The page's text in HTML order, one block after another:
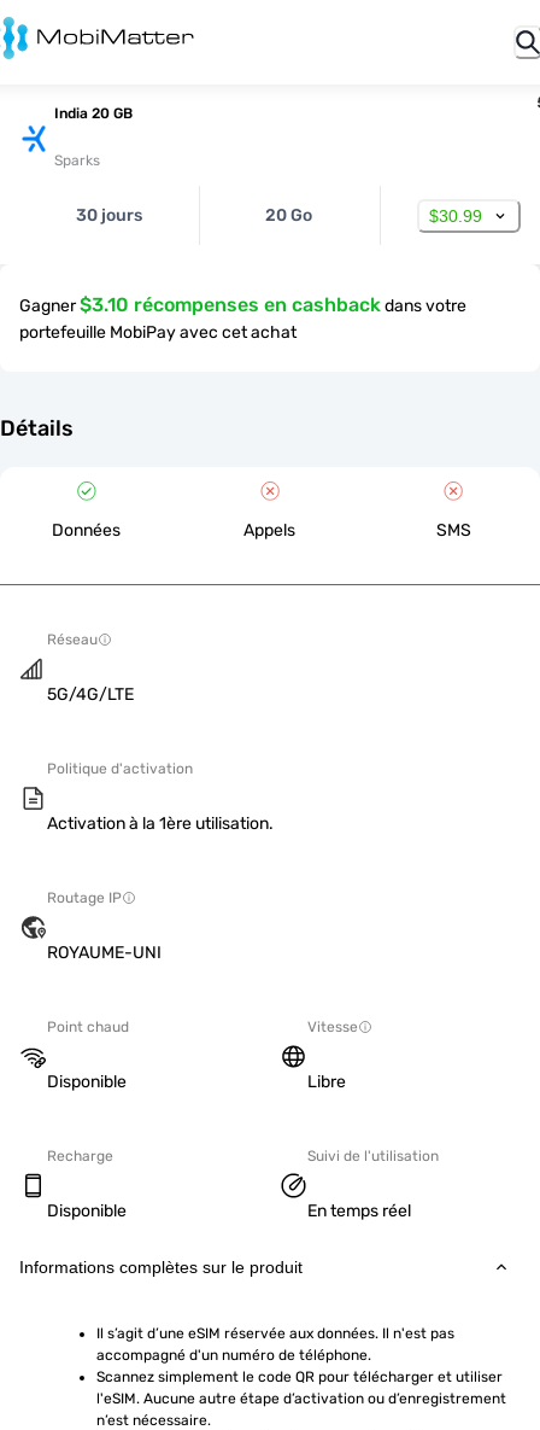
India 20 GB
Sparks
30 jours 20 Go $30.99
Gagner$3.10 récompenses en cashbackdans votre
portefeuille MobiPay avec cet achat
Détails
Données Appels SMS
Réseau
5G/4G/LTE
Politique d'activation
Activation à la 1ère utilisation.
Routage IP
ROYAUME-UNI
Point chaud
Disponible
Vitesse
Libre
Recharge
Disponible
Suivi de l'utilisation
En temps réel
Informations complètes sur le produit
Il s’agit d’une eSIM réservée aux données. Il n'est pas
accompagné d'un numéro de téléphone.
Scannez simplement le code QR pour télécharger et utiliser
l'eSIM. Aucune autre étape d’activation ou d’enregistrement
n’est nécessaire.